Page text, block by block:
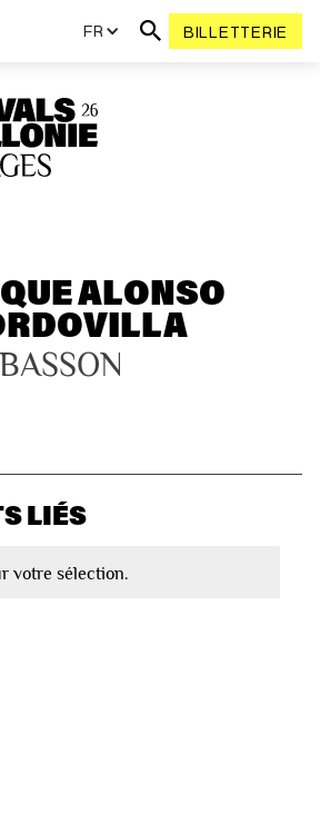
FR BILLETTERIE
ALONSO
BASSON
LIÉS
votre sélection.